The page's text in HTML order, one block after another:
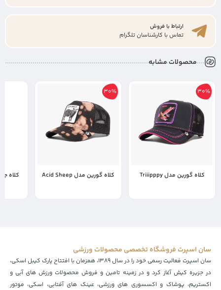
ارتباط با فروش
تماس با کارشناسان تلگرام
محصولات مشابه
30%
کلاه گورین مدل Triiipppy
30%
کلاه گورین مدل Acid Sheep
سان اسپرت فروشگاه تخصصی محصولات ورزشی
سان اسپرت فعالیت رسمی خود را در سال ۱۳۸۹، همزمان با افتتاح پارک کیبل اسکی،
در جزیره کیش آغاز کرد و در زمینه تامین و فروش محصولات ورزش های آبی و
اکستریم، پوشاک و اکسسوری های ورزشی، عینک های آفتابی، اسکی، موتور